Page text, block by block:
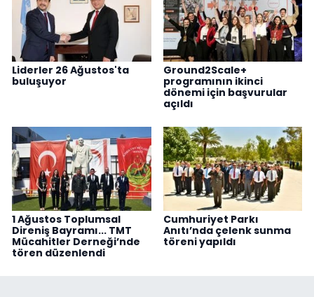
Liderler 26 Ağustos'ta
buluşuyor
Ground2Scale+
programının ikinci
dönemi için başvurular
açıldı
1 Ağustos Toplumsal
Direniş Bayramı... TMT
Mücahitler Derneği’nde
tören düzenlendi
Cumhuriyet Parkı
Anıtı’nda çelenk sunma
töreni yapıldı